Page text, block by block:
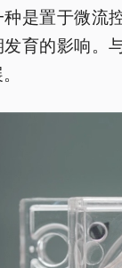
种是置于微流
发育的影响。